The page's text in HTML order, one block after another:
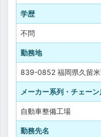
学歴
不問
勤務地
839-0852 福岡県久留
メーカー系列・チェー
自動車整備工場
勤務先名